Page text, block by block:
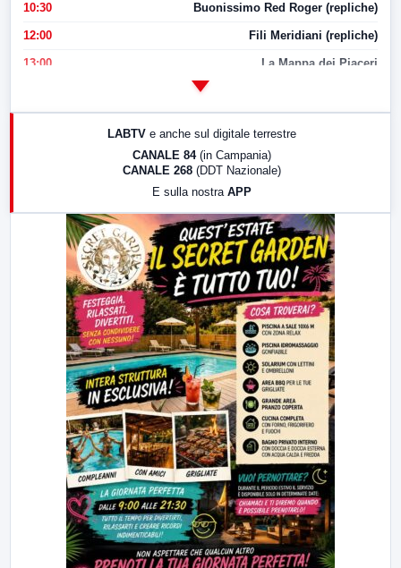
10:30 Buonissimo Red Roger (repliche)
12:00 Fili Meridiani (repliche)
13:00 La Mappa dei Piaceri
LabNews (replica)
LABTV e anche sul digitale terrestre
CANALE 84 (in Campania)
CANALE 268 (DDT Nazionale)
E sulla nostra APP